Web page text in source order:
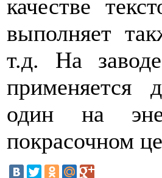
качестве
выполняет
т.д. На
применяется
один на
покрасочном